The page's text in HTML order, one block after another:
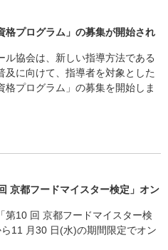
格プログラム」の募集が開始され
協会は、新しい指導方法である
に向けて、指導者を対象とした
格プログラム」の募集を開始しま
京都フードマイスター検定」オン
第10 回 京都フードマイスター検
11 月30 日(水)の期間限定でオン